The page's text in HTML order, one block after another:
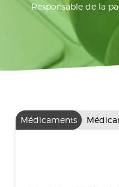
Responsable de la
Médicaments